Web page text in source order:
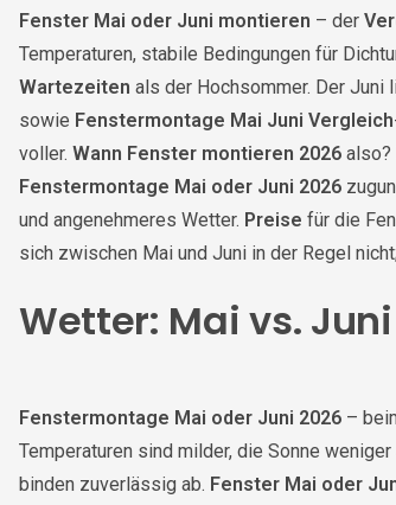
Fenster Mai oder Juni montieren – der
Temperaturen, stabile Bedingungen für
Wartezeiten als der Hochsommer. Der Juni
sowie Fenstermontage Mai Juni Vergleich
voller. Wann Fenster montieren 2026 also?
Fenstermontage Mai oder Juni 2026
und angenehmeres Wetter. Preise für die
sich zwischen Mai und Juni in der Regel
Wetter: Mai vs. Juni
Fenstermontage Mai oder Juni 2026 –
Temperaturen sind milder, die Sonne
binden zuverlässig ab. Fenster Mai oder